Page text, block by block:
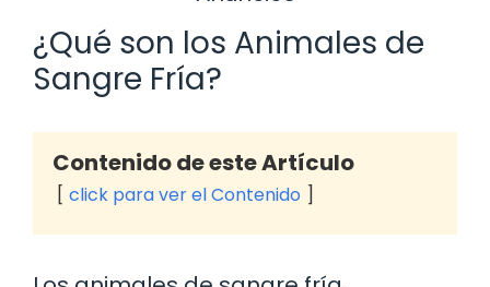
¿Qué son los Animales de
Sangre Fría?
Contenido de este Artículo
click para ver el Contenido